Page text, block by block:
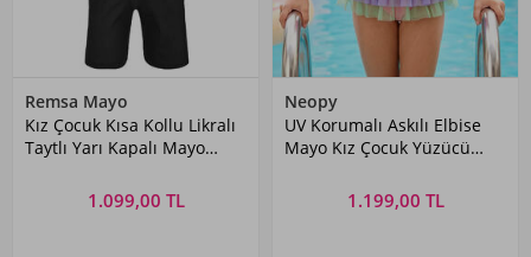
Remsa Mayo
Kız Çocuk Kısa Kollu Likralı
Taytlı Yarı Kapalı Mayo
1.099,00 TL
Neopy
UV Korumalı Askılı Elbise
Mayo Kız Çocuk Yüzücü
1.199,00 TL